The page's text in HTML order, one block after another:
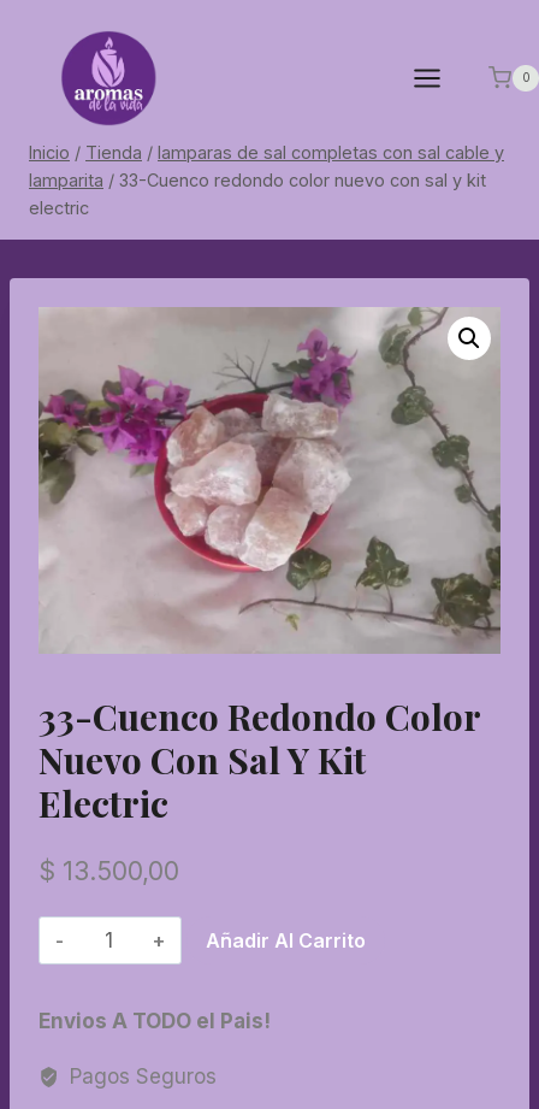
contenido
0
Inicio / Tienda / lamparas de sal completas con sal cable y
lamparita / 33-Cuenco redondo color nuevo con sal y kit
electric
33-Cuenco Redondo Color
Nuevo Con Sal Y Kit
Electric
$ 13.500,00
33-
Cuenco
color
nuevo
con
Añadir Al Carrito
Envios A TODO el Pais!
Pagos Seguros